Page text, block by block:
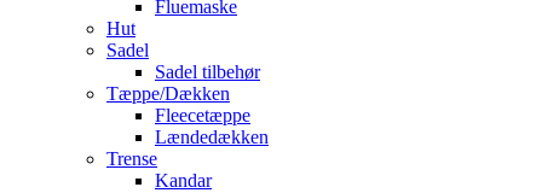
Fluemaske
Hut
Sadel
Sadel tilbehør
Tæppe/Dækken
Fleecetæppe
Lændedækken
Trense
Kandar